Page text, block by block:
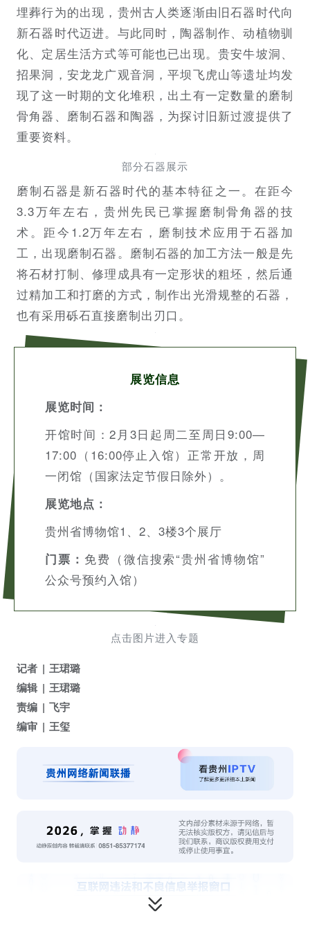
埋葬行为的出现，贵州古人类逐渐由旧石器时代向
新石器时代迈进。与此同时，陶器制作、动植物驯
化、定居生活方式等可能也已出现。贵安牛坡洞、
招果洞，安龙龙广观音洞，平坝飞虎山等遗址均发
现了这一时期的文化堆积，出土有一定数量的磨制
骨角器、磨制石器和陶器，为探讨旧新过渡提供了
重要资料。
部分石器展示
磨制石器是新石器时代的基本特征之一。在距今
3.3万年左右，贵州先民已掌握磨制骨角器的技
术。距今1.2万年左右，磨制技术应用于石器加
工，出现磨制石器。磨制石器的加工方法一般是先
将石材打制、修理成具有一定形状的粗坯，然后通
过精加工和打磨的方式，制作出光滑规整的石器，
也有采用砾石直接磨制出刃口。
展览信息
展览时间：
开馆时间：2月3日起周二至周日9:00—
17:00（16:00停止入馆）正常开放，周
一闭馆（国家法定节假日除外）。
展览地点：
贵州省博物馆1、2、3楼3个展厅
门票： 免费（微信搜索“贵州省博物馆”
公众号预约入馆）
点击图片进入专题
记者
王珺璐
编辑
王珺璐
责编
飞宇
编审
王玺